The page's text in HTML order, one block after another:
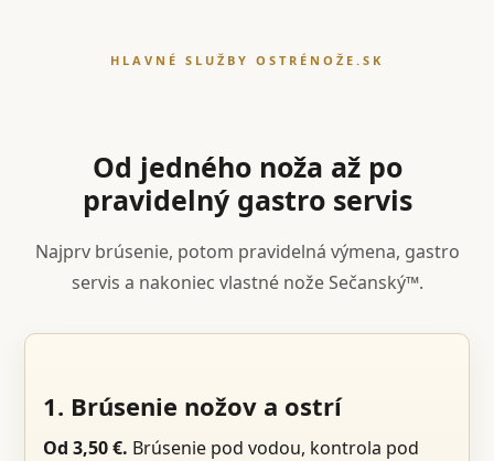
HLAVNÉ SLUŽBY OSTRÉNOŽE.SK
Od jedného noža až po
pravidelný gastro servis
Najprv brúsenie, potom pravidelná výmena, gastro
servis a nakoniec vlastné nože Sečanský™.
1. Brúsenie nožov a ostrí
Od 3,50 €. Brúsenie pod vodou, kontrola pod